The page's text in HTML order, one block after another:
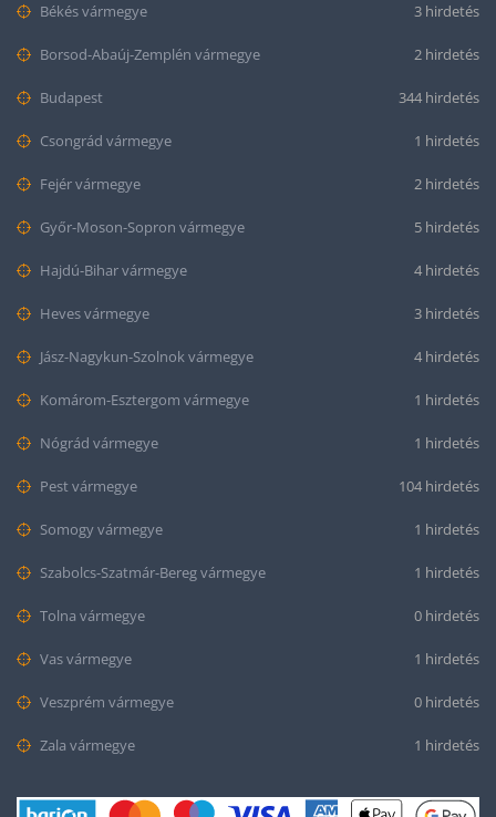
Békés vármegye 3 hirdetés
Borsod-Abaúj-Zemplén vármegye 2 hirdetés
Budapest 344 hirdetés
Csongrád vármegye 1 hirdetés
Fejér vármegye 2 hirdetés
Győr-Moson-Sopron vármegye 5 hirdetés
Hajdú-Bihar vármegye 4 hirdetés
Heves vármegye 3 hirdetés
Jász-Nagykun-Szolnok vármegye 4 hirdetés
Komárom-Esztergom vármegye 1 hirdetés
Nógrád vármegye 1 hirdetés
Pest vármegye 104 hirdetés
Somogy vármegye 1 hirdetés
Szabolcs-Szatmár-Bereg vármegye 1 hirdetés
Tolna vármegye 0 hirdetés
Vas vármegye 1 hirdetés
Veszprém vármegye 0 hirdetés
Zala vármegye 1 hirdetés